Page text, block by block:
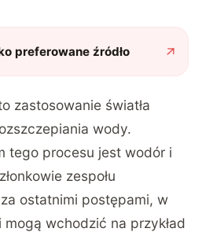
preferowane źródło
zastosowanie światła
wody.
tego procesu jest wodór i
zespołu
ostatnimi postępami, w
mogą wchodzić na przykład